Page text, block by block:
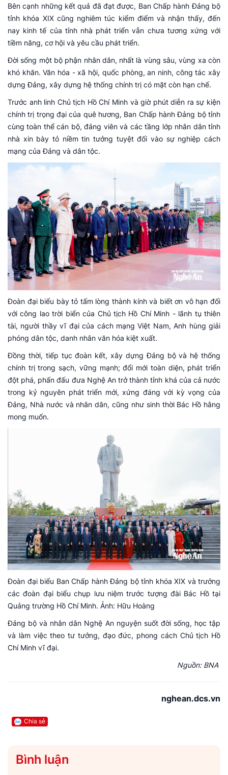
Bên cạnh những kết quả đã đạt được, Ban Chấp hành Đảng bộ
tỉnh khóa XIX cũng nghiêm túc kiểm điểm và nhận thấy, đến
nay kinh tế của tỉnh nhà phát triển vẫn chưa tương xứng với
tiềm năng, cơ hội và yêu cầu phát triển.
Đời sống một bộ phận nhân dân, nhất là vùng sâu, vùng xa còn
khó khăn. Văn hóa - xã hội, quốc phòng, an ninh, công tác xây
dựng Đảng, xây dựng hệ thống chính trị có mặt còn hạn chế.
Trước anh linh Chủ tịch Hồ Chí Minh và giờ phút diễn ra sự kiện
chính trị trọng đại của quê hương, Ban Chấp hành Đảng bộ tỉnh
cùng toàn thể cán bộ, đảng viên và các tầng lớp nhân dân tỉnh
nhà xin bày tỏ niềm tin tưởng tuyệt đối vào sự nghiệp cách
mạng của Đảng và dân tộc.
Đoàn đại biểu bày tỏ tấm lòng thành kính và biết ơn vô hạn đối
với công lao trời biển của Chủ tịch Hồ Chí Minh - lãnh tụ thiên
tài, người thầy vĩ đại của cách mạng Việt Nam, Anh hùng giải
phóng dân tộc, danh nhân văn hóa kiệt xuất.
Đồng thời, tiếp tục đoàn kết, xây dựng Đảng bộ và hệ thống
chính trị trong sạch, vững mạnh; đổi mới toàn diện, phát triển
đột phá, phấn đấu đưa Nghệ An trở thành tỉnh khá của cả nước
trong kỷ nguyên phát triển mới, xứng đáng với kỳ vọng của
Đảng, Nhà nước và nhân dân, cũng như sinh thời Bác Hồ hằng
mong muốn.
Đoàn đại biểu Ban Chấp hành Đảng bộ tỉnh khóa XIX và trưởng
các đoàn đại biểu chụp lưu niệm trước tượng đài Bác Hồ tại
Quảng trường Hồ Chí Minh. Ảnh: Hữu Hoàng
Đảng bộ và nhân dân Nghệ An nguyện suốt đời sống, học tập
và làm việc theo tư tưởng, đạo đức, phong cách Chủ tịch Hồ
Chí Minh vĩ đại.
Nguồn: BNA
nghean.dcs.vn
Chia sẻ
Bình luận